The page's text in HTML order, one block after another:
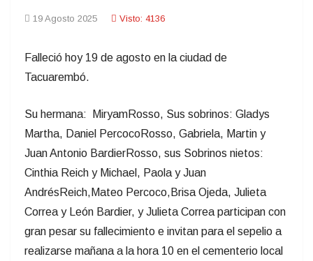
19 Agosto 2025 Visto: 4136
Falleció hoy 19 de agosto en la ciudad de
Tacuarembó.
Su hermana: MiryamRosso, Sus sobrinos: Gladys
Martha, Daniel PercocoRosso, Gabriela, Martin y
Juan Antonio BardierRosso, sus Sobrinos nietos:
Cinthia Reich y Michael, Paola y Juan
Andrés Reich, Mateo Percoco, Brisa Ojeda, Julieta
Correa y
León Bardier, y Julieta Correa participan con
gran pesar su fallecimiento e invitan para el sepelio a
realizarse mañana a la hora 10 en el cementerio local